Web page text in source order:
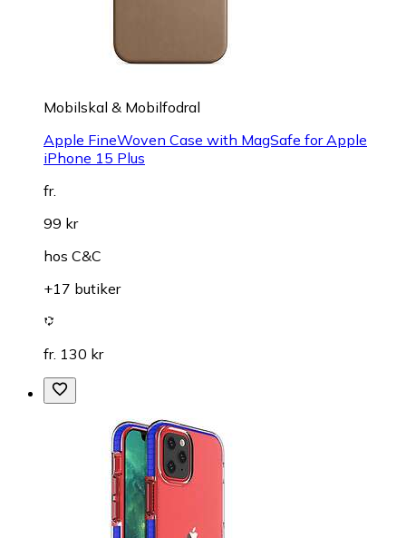
Mobilskal & Mobilfodral
Apple FineWoven Case with MagSafe for Apple
iPhone 15 Plus
fr.
99 kr
hos C&C
+17 butiker
fr. 130 kr